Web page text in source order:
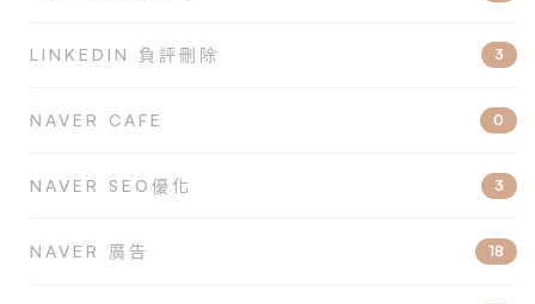
LINKEDIN 負評刪除 3
NAVER CAFE 0
NAVER SEO優化 3
NAVER 廣告 18